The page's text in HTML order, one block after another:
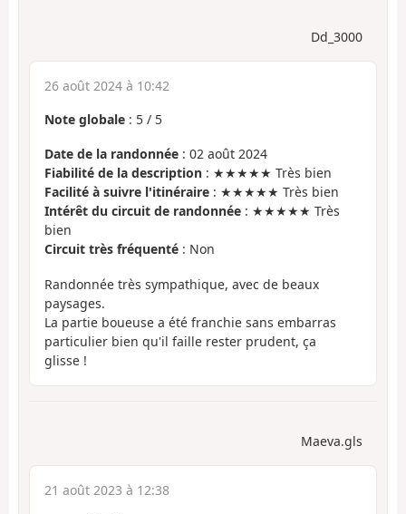
Dd_3000
26 août 2024 à 10:42
Note globale : 5 / 5
Date de la randonnée : 02 août 2024
Fiabilité de la description : ★★★★★ Très bien
Facilité à suivre l'itinéraire : ★★★★★ Très bien
Intérêt du circuit de randonnée : ★★★★★ Très
bien
Circuit très fréquenté : Non
Randonnée très sympathique, avec de beaux
paysages.
La partie boueuse a été franchie sans embarras
particulier bien qu'il faille rester prudent, ça
glisse !
Maeva.gls
21 août 2023 à 12:38